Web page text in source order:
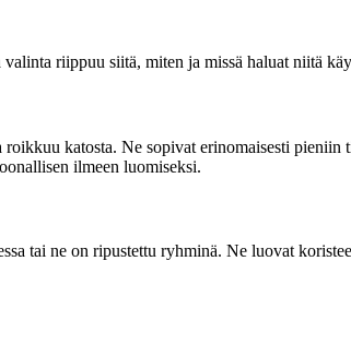
riippuu siitä, miten ja missä haluat niitä
katosta. Ne sopivat erinomaisesti
ilmeen luomiseksi.
tai ne on ripustettu ryhminä. Ne luovat